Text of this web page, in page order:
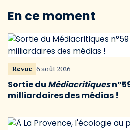
En ce moment
Revue 6 août 2026
Sortie du Médiacritiques
milliardaires des médias !